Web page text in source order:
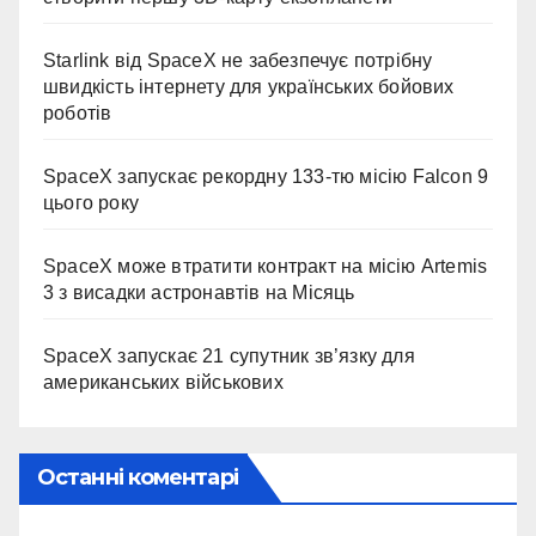
Starlink від SpaceX не забезпечує потрібну
швидкість інтернету для українських бойових
роботів
SpaceX запускає рекордну 133-тю місію Falcon 9
цього року
SpaceX може втратити контракт на місію Artemis
3 з висадки астронавтів на Місяць
SpaceX запускає 21 супутник зв’язку для
американських військових
Останні коментарі